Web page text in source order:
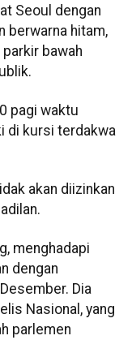
Seoul dengan
berwarna hitam,
bawah
pagi waktu
di kursi terdakwa
akan diizinkan
menghadapi
dengan
Dia
Nasional, yang
parlemen